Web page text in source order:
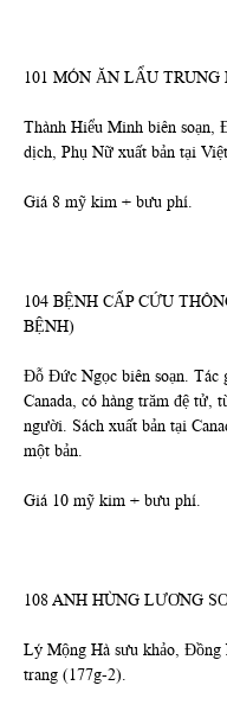
101 MÓN ĂN LẨU TRUNG
Thành Hiểu Minh biên soạn,
dịch, Phụ Nữ xuất bản tại
Giá 8 mỹ kim + bưu phí.
104 BỆNH CẤP CỨU
BỆNH)
Đỗ Đức Ngọc biên soạn. Tác
Canada, có hàng trăm đệ tử,
người. Sách xuất bản tại
một bản.
Giá 10 mỹ kim + bưu phí.
108 ANH HÙNG LƯƠNG
Lý Mộng Hà sưu khảo, Đồng
trang (177g-2).